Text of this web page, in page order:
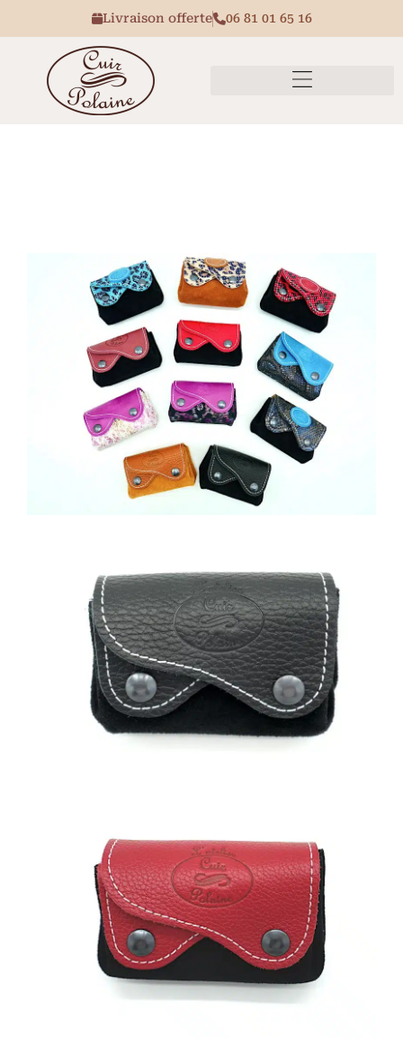
Livraison offerte 06 81 01 65 16